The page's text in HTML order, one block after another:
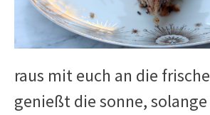
raus mit euch an die
genießt die sonne, solange